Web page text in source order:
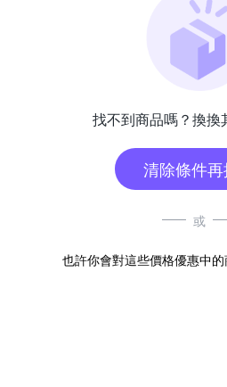
找不到商品嗎？換換
清除條件
或
也許你會對這些價格優惠中的